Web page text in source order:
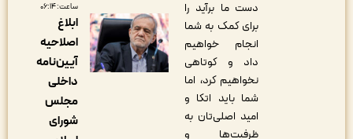
دست ما برآید را
برای کمک به شما
انجام خواهیم
داد و کوتاهی
نخواهیم کرد، اما
شما باید اتکا و
امید اصلی‌تان به
ظرفیت‌ها و
ابلاغ
اصلاحیه
آیین‌نامه